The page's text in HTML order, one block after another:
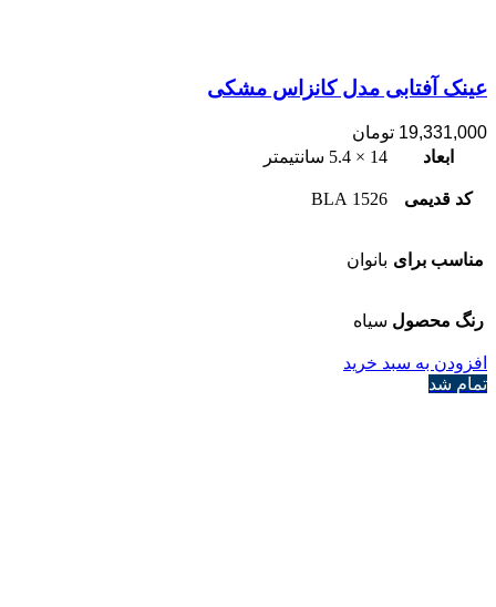
عینک آفتابی مدل کانزاس مشکی
19,331,000 تومان
ابعاد
14 × 5.4 سانتیمتر
کد قدیمی 1526 BLA
مناسب برای بانوان
رنگ محصول سیاه
افزودن به سبد خرید
تمام شد